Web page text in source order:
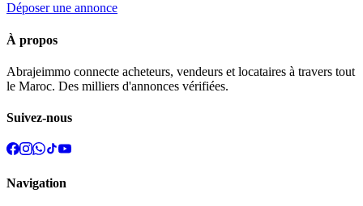
Déposer une annonce
À propos
Abrajeimmo connecte acheteurs, vendeurs et locataires à travers tout
le Maroc. Des milliers d'annonces vérifiées.
Suivez-nous
Navigation